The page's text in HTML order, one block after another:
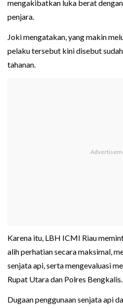
mengakibatkan luka berat
penjara.
Joki mengatakan, yang makin
pelaku tersebut kini disebut
tahanan.
Karena itu, LBH ICMI Riau
alih perhatian secara maksimal,
senjata api, serta mengevaluasi
Rupat Utara dan Polres Bengkalis.
Dugaan penggunaan senjata api